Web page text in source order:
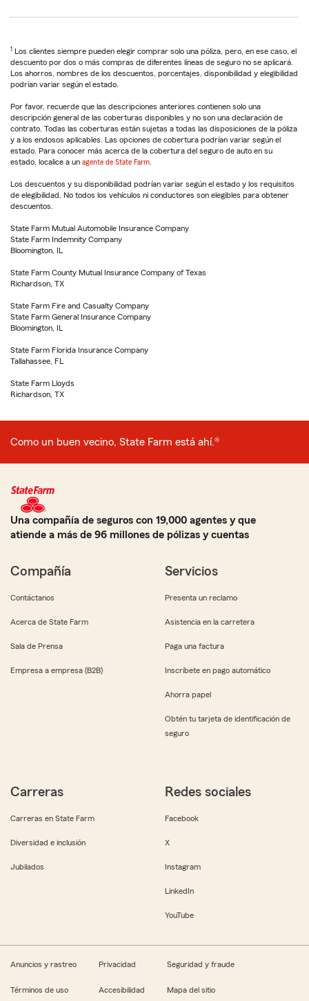
1 Los clientes siempre pueden elegir comprar solo una póliza, pero, en ese caso, el
descuento por dos o más compras de diferentes líneas de seguro no se aplicará.
Los ahorros, nombres de los descuentos, porcentajes, disponibilidad y elegibilidad
podrían variar según el estado.
Por favor, recuerde que las descripciones anteriores contienen solo una
descripción general de las coberturas disponibles y no son una declaración de
contrato. Todas las coberturas están sujetas a todas las disposiciones de la póliza
y a los endosos aplicables. Las opciones de cobertura podrían variar según el
estado. Para conocer más acerca de la cobertura del seguro de auto en su
estado, localice a un agente de State Farm
Los descuentos y su disponibilidad podrían variar según el estado y los requisitos
de elegibilidad. No todos los vehículos ni conductores son elegibles para obtener
descuentos.
State Farm Mutual Automobile Insurance Company
State Farm Indemnity Company
Bloomington, IL
State Farm County Mutual Insurance Company of Texas
Richardson, TX
State Farm Fire and Casualty Company
State Farm General Insurance Company
Bloomington, IL
State Farm Florida Insurance Company
Tallahassee, FL
State Farm Lloyds
Richardson, TX
Como un buen vecino, State Farm está ahí.®
Una compañía de seguros con 19,000 agentes y que
atiende a más de 96 millones de pólizas y cuentas
Compañía
Contáctanos
Acerca de State Farm
Sala de Prensa
Empresa a empresa (B2B)
Servicios
Presenta un reclamo
Asistencia en la carretera
Paga una factura
Inscríbete en pago automático
Ahorra papel
Obtén tu tarjeta de identificación de
seguro
Carreras
Carreras en State Farm
Diversidad e inclusión
Jubilados
Redes sociales
Facebook
X
Instagram
LinkedIn
YouTube
Anuncios y rastreo Privacidad Seguridad y fraude
Términos de uso Accesibilidad Mapa del sitio